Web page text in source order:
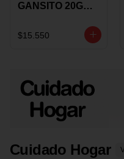
GANSITO 20G
MERMELADA
$15.550
Cuidado Hogar